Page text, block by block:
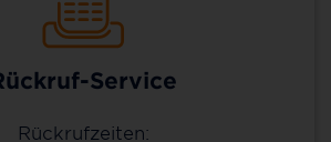
Service
Rückrufzeiten: